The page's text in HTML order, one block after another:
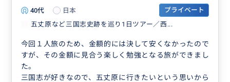
40代 日本
プライベート
五丈原など三国志史跡を巡り1日ツアー／西...
今回１人旅のため、金額的には決して安くなかったので
すが、その金額に見合う楽しく勉強となる旅ができまし
た。
三国志が好きなので、五丈原に行きたいという思いから